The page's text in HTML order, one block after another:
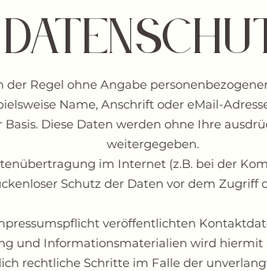
Regel ohne Angabe
Name, Anschrift oder eMail-
Diese Daten werden ohne Ihre
weitergegeben.
im Internet (z.B. bei der
Schutz der Daten vor dem
veröffentlichten
und Informationsmaterialien wird hiermit
rechtliche Schritte im Falle der